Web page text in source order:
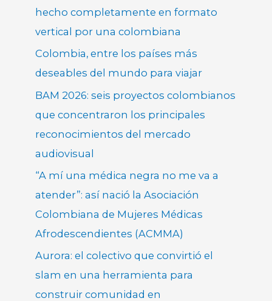
hecho completamente en formato
vertical por una colombiana
Colombia, entre los países más
deseables del mundo para viajar
BAM 2026: seis proyectos colombianos
que concentraron los principales
reconocimientos del mercado
audiovisual
“A mí una médica negra no me va a
atender”: así nació la Asociación
Colombiana de Mujeres Médicas
Afrodescendientes (ACMMA)
Aurora: el colectivo que convirtió el
slam en una herramienta para
construir comunidad en